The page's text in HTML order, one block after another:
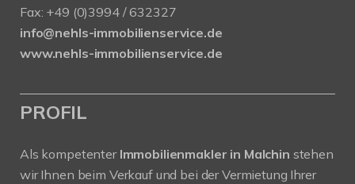
Fax: +49 (0)3994 / 632327
info@nehls-immobilienservice.de
www.nehls-immobilienservice.de
PROFIL
Als kompetenter Immobilienmakler in Malchin stehen
wir Ihnen beim Verkauf und bei der Vermietung Ihrer